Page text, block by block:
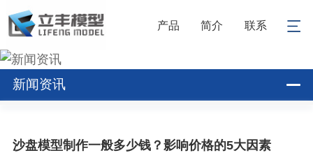
产品 简介 联系
新闻资讯
沙盘模型制作一般多少钱？影响价格的5大因素